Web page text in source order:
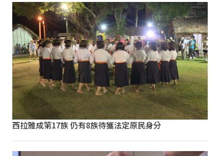
西拉雅成第17族 仍有8族待獲法定原民身分